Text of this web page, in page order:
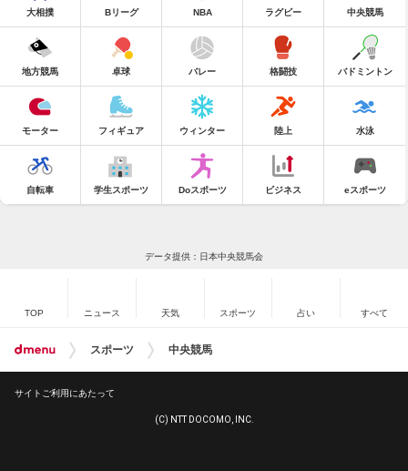
大相撲 Bリーグ NBA ラグビー 中央競馬
地方競馬 卓球 バレー 格闘技 バドミントン
モーター フィギュア ウィンター 陸上 水泳
自転車 学生スポーツ Doスポーツ ビジネス eスポーツ
データ提供：日本中央競馬会
TOP ニュース 天気 スポーツ 占い すべて
スポーツ 中央競馬
サイトご利用にあたって
(C) NTT DOCOMO, INC.